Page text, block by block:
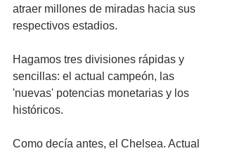
atraer millones de miradas hacia sus
respectivos estadios.
Hagamos tres divisiones rápidas y
sencillas: el actual campeón, las
'nuevas' potencias monetarias y los
históricos.
Como decía antes, el Chelsea. Actual